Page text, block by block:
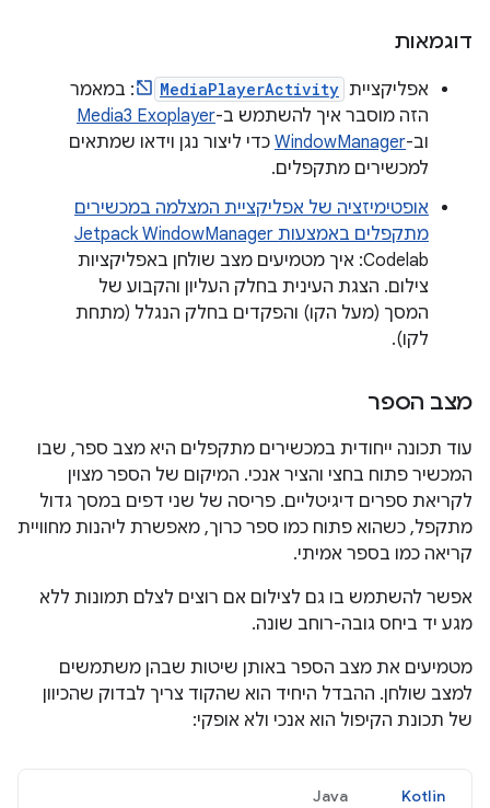
דוגמאות
אפליקציית MediaPlayerActivity
: במאמר
הזה מוסבר איך להשתמש ב-Media3 Exoplayer
וב-WindowManager כדי ליצור נגן וידאו שמתאים
למכשירים מתקפלים.
אופטימיזציה של אפליקציית המצלמה במכשירים
מתקפלים באמצעות Jetpack WindowManager
Codelab: איך מטמיעים מצב שולחן באפליקציות
צילום. הצגת העינית בחלק העליון והקבוע של
המסך (מעל הקו) והפקדים בחלק הנגלל (מתחת
לקו).
מצב הספר
עוד תכונה ייחודית במכשירים מתקפלים היא מצב ספר, שבו
המכשיר פתוח בחצי והציר אנכי. המיקום של הספר מצוין
לקריאת ספרים דיגיטליים. פריסה של שני דפים במסך גדול
מתקפל, כשהוא פתוח כמו ספר כרוך, מאפשרת ליהנות מחוויית
קריאה כמו בספר אמיתי.
אפשר להשתמש בו גם לצילום אם רוצים לצלם תמונות ללא
מגע יד ביחס גובה-רוחב שונה.
מטמיעים את מצב הספר באותן שיטות שבהן משתמשים
למצב שולחן. ההבדל היחיד הוא שהקוד צריך לבדוק שהכיוון
של תכונת הקיפול הוא אנכי ולא אופקי:
Kotlin
Java